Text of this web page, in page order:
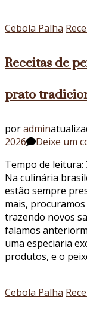
Cebola Palha
Receitas de
prato
poradmin
2026
Deixe um
Tempo de leitura:
Na culinária
estão sempre
mais,
trazendo novos
falamos
uma especiaria
produtos, e o
Cebola Palha